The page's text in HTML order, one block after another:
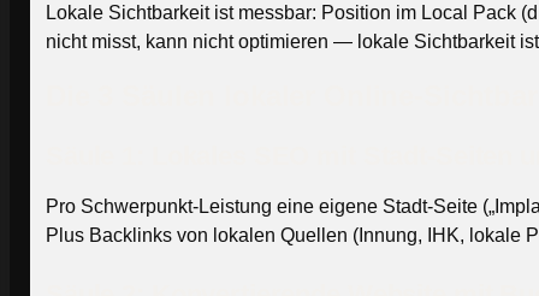
Lokale Sichtbarkeit ist messbar: Position im Local Pack
nicht misst, kann nicht optimieren — lokale Sichtbarkeit
Pro Schwerpunkt-Leistung eine eigene Stadt-Seite
Plus Backlinks von lokalen Quellen (Innung, IHK, lokale